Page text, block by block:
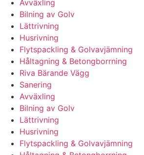
Avväxling
Bilning av Golv
Lättrivning
Husrivning
Flytspackling & Golvavjämning
Håltagning & Betongborrning
Riva Bärande Vägg
Sanering
Avväxling
Bilning av Golv
Lättrivning
Husrivning
Flytspackling & Golvavjämning